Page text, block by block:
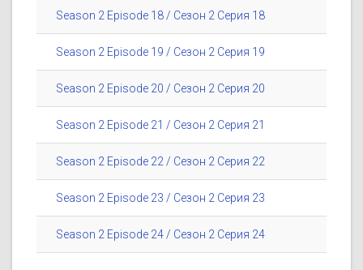
Season 2 Episode 18 / Сезон 2 Серия 18
Season 2 Episode 19 / Сезон 2 Серия 19
Season 2 Episode 20 / Сезон 2 Серия 20
Season 2 Episode 21 / Сезон 2 Серия 21
Season 2 Episode 22 / Сезон 2 Серия 22
Season 2 Episode 23 / Сезон 2 Серия 23
Season 2 Episode 24 / Сезон 2 Серия 24